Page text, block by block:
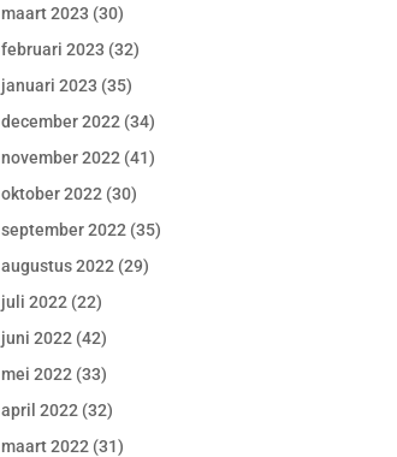
maart 2023 (30)
februari 2023 (32)
januari 2023 (35)
december 2022 (34)
november 2022 (41)
oktober 2022 (30)
september 2022 (35)
augustus 2022 (29)
juli 2022 (22)
juni 2022 (42)
mei 2022 (33)
april 2022 (32)
maart 2022 (31)